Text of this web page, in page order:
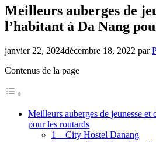
Meilleurs auberges de
l’habitant à Da Nang
janvier 22, 2024décembre 18, 2022 par
Contenus de la page
Meilleurs auberges de jeunesse et
pour les routards
1 – City Hostel Danang